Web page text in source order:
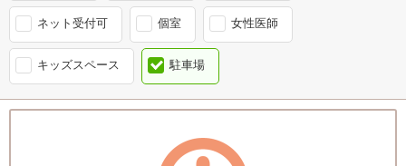
ネット受付可 個室 女性医師
キッズスペース 駐車場